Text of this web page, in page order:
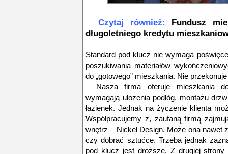
Czytaj również: Fundusz
długoletniego kredytu
Standard pod klucz nie wymaga
poszukiwania materiałów
do „gotowego” mieszkania. Nie
– Nasza firma oferuje mieszkania
wymagają ułożenia podłóg, montażu
łazienek. Jednak na życzenie klienta
Współpracujemy z, zaufaną firmą
wnętrz – Nickel Design. Może ona nawet
czy dobrać sztućce. Trzeba jednak
pod klucz jest droższe. Z drugiej